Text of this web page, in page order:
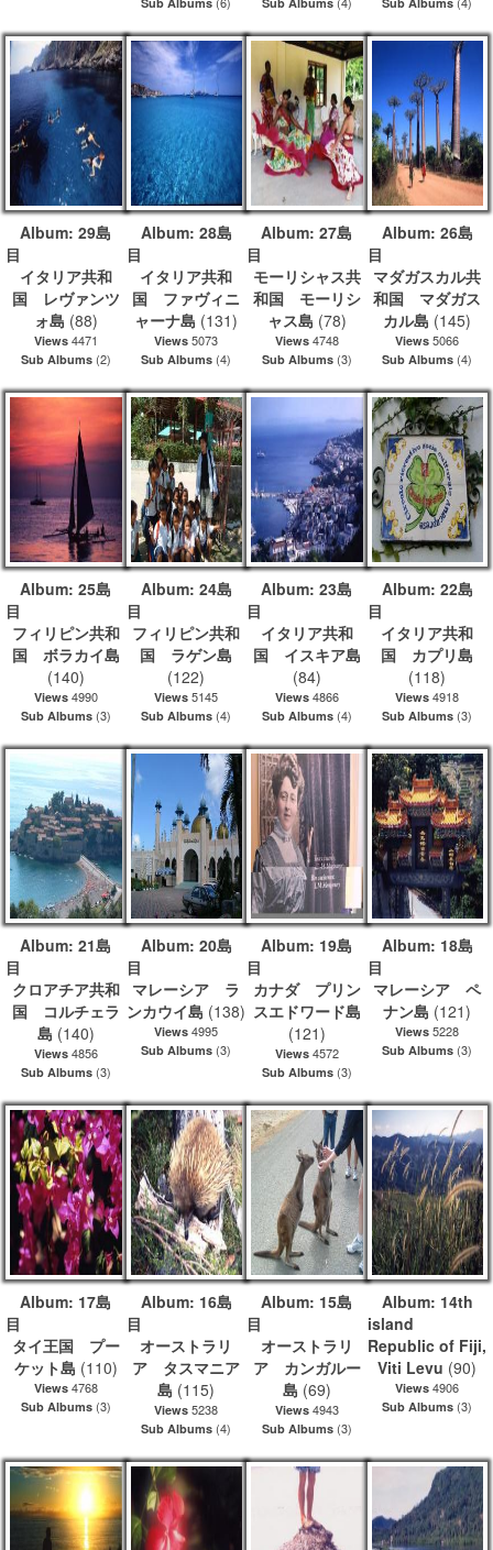
Album: 29島
目
イタリア共和
国 レヴァンツ
ォ島 (88)
Views4471
Sub Albums(2)
Album: 28島
目
イタリア共和
国 ファヴィニ
ャーナ島 (131)
Views 5073
Sub Albums (4)
Album: 27島
目
モーリシャス共
和国 モーリシ
ャス島 (78)
Views4748
Sub Albums(3)
Album: 26島
マダガスカル共
和国 マダガス
カル島 (145)
Views 5066
Sub Albums (4)
Album: 25島
目
フィリピン共和
国 ボラカイ島
(140)
Views4990
Sub Albums(3)
Album: 24島
目
フィリピン共和
国 ラゲン島
(122)
Views 5145
Sub Albums (4)
Album: 23島
目
イタリア共和
国 イスキア島
(84)
Views4866
Sub Albums(4)
Album: 22島
イタリア共和
国 カプリ島
(118)
Views 4918
Sub Albums (3)
Album: 21島
目
クロアチア共和
国 コルチェラ
島 (140)
Views4856
Sub Albums(3)
Album: 20島
目
マレーシア ラ
ンカウイ島 (138)
Views 4995
Sub Albums (3)
Album: 19島
目
カナダ プリン
スエドワード島
(121)
Views4572
Sub Albums(3)
Album: 18島
マレーシア ペ
ナン島 (121)
Views 5228
Sub Albums (3)
Album: 17島
目
タイ王国 プー
ケット島 (110)
Views4768
Sub Albums(3)
Album: 16島
目
オーストラリ
ア タスマニア
島 (115)
Views 5238
Sub Albums (4)
Album: 15島
目
オーストラリ
ア カンガルー
島 (69)
Views4943
Sub Albums(3)
Album: 14th
Republic of Fiji,
Viti Levu (90)
Views 4906
Sub Albums (3)